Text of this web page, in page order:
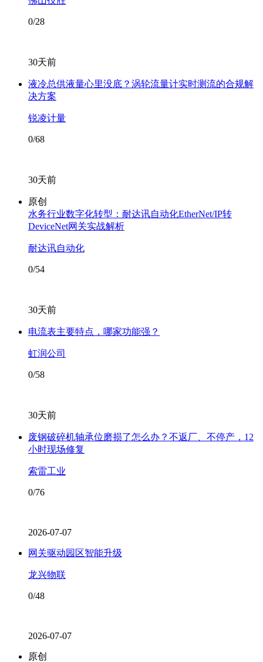
0/28
30天前
液冷总供液量心里没底？涡轮流量计实时测流的合规解
决方案
锐凌计量
0/68
30天前
原创
水务行业数字化转型：耐达讯自动化EtherNet/IP转
DeviceNet网关实战解析
耐达讯自动化
0/54
30天前
电流表主要特点，哪家功能强？
虹润公司
0/58
30天前
废钢破碎机轴承位磨损了怎么办？不返厂、不停产，12
小时现场修复
索雷工业
0/76
2026-07-07
网关驱动园区智能升级
龙兴物联
0/48
2026-07-07
原创